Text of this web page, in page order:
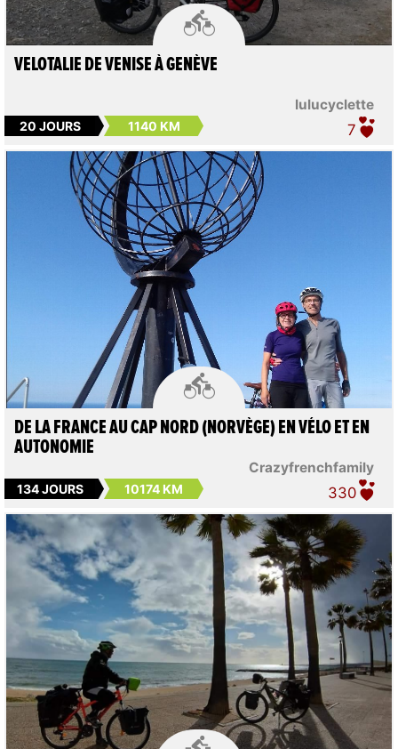

lulucyclette
VELOTALIE DE VENISE À GENÈVE
20 JOURS 1140 KM 7

Crazyfrenchfamily
DE LA FRANCE AU CAP NORD (NORVÈGE) EN VÉLO ET EN
AUTONOMIE
134 JOURS 10174 KM 330